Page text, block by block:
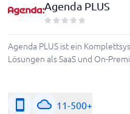
Agenda PLUS
Agenda PLUS ist ein
Lösungen als SaaS und On-
11-500+